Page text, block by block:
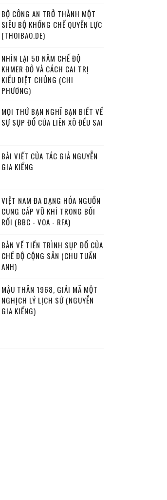
BỘ CÔNG AN TRỞ THÀNH MỘT
SIÊU BỘ KHỐNG CHẾ QUYỀN LỰC
(THOIBAO.DE)
NHÌN LẠI 50 NĂM CHẾ ĐỘ
KHMER ĐỎ VÀ CÁCH CAI TRỊ
KIỂU DIỆT CHỦNG (CHI
PHƯƠNG)
MỌI THỨ BẠN NGHĨ BẠN BIẾT VỀ
SỰ SỤP ĐỔ CỦA LIÊN XÔ ĐỀU SAI
BÀI VIẾT CỦA TÁC GIẢ NGUYỄN
GIA KIỂNG
VIỆT NAM ĐA DẠNG HÓA NGUỒN
CUNG CẤP VŨ KHÍ TRONG BỐI
RỐI (BBC - VOA - RFA)
BÀN VỀ TIẾN TRÌNH SỤP ĐỔ CỦA
CHẾ ĐỘ CỘNG SẢN (CHU TUẤN
ANH)
MẬU THÂN 1968, GIẢI MÃ MỘT
NGHỊCH LÝ LỊCH SỬ (NGUYỄN
GIA KIỂNG)